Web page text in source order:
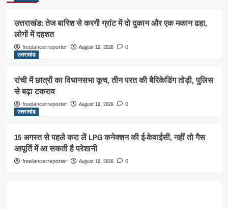
उत्तराखंड: तेज बारिश से करगी ग्रांट में दो दुकान और एक मकान ढहा,
लोगों में दहशत
freelancerreporter August 10, 2026 0
उत्तराखंड
रांची में छात्रों का विधानसभा कूच, तीन परत की बैरिकेडिंग तोड़ी, पुलिस
से बढ़ा टकराव
freelancerreporter August 10, 2026 0
उत्तराखंड
15 अगस्त से पहले करा लें LPG कनेक्शन की ई-केवाईसी, नहीं तो गैस
आपूर्ति में आ सकती है परेशानी
freelancerreporter August 10, 2026 0